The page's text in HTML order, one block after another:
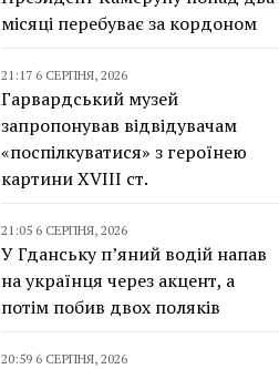
місяці перебуває за кордоном
21:17 6 СЕРПНЯ, 2026
Гарвардський музей
запропонував відвідувачам
«поспілкуватися» з героїнею
картини XVIII ст.
21:05 6 СЕРПНЯ, 2026
У Гданську п’яний водій напав
на українця через акцент, а
потім побив двох поляків
20:59 6 СЕРПНЯ, 2026